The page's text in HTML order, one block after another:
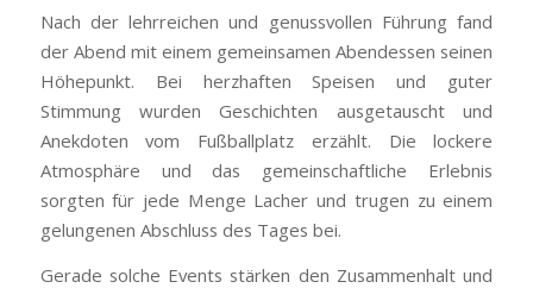
Nach der lehrreichen und genussvollen Führung fand
der Abend mit einem gemeinsamen Abendessen seinen
Höhepunkt. Bei herzhaften Speisen und guter
Stimmung wurden Geschichten ausgetauscht und
Anekdoten vom Fußballplatz erzählt. Die lockere
Atmosphäre und das gemeinschaftliche Erlebnis
sorgten für jede Menge Lacher und trugen zu einem
gelungenen Abschluss des Tages bei.
Gerade solche Events stärken den Zusammenhalt und